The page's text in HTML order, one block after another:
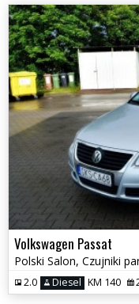
Volkswagen Passat
2.0 Diesel KM 140